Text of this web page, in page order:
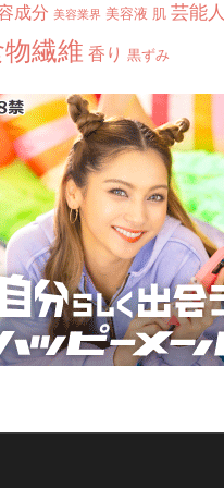
成分 美容業界 美容液 肌 芸能人
繊維 香り 黒ずみ